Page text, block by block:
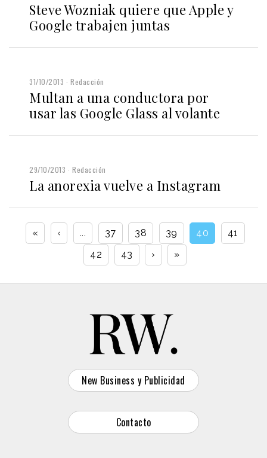
Steve Wozniak quiere que Apple y
Google trabajen juntas
31/10/2013 Redacción
Multan a una conductora por
usar las Google Glass al volante
29/10/2013 Redacción
La anorexia vuelve a Instagram
« ‹ ... 37 38 39 40
41
42
43 › »
New Business y Publicidad
Contacto